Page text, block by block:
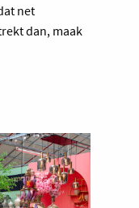
net
dan, maak